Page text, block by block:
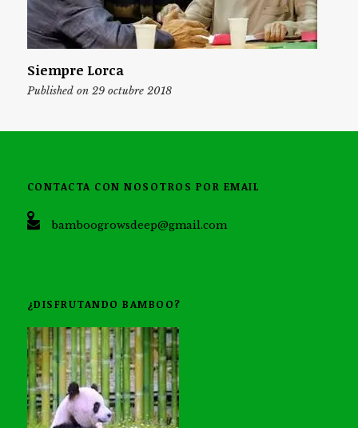
Siempre Lorca
Published on 29 octubre 2018
CONTACTA CON NOSOTROS POR EMAIL
bamboogrowsdeep@gmail.com
¿DISFRUTANDO BAMBOO?